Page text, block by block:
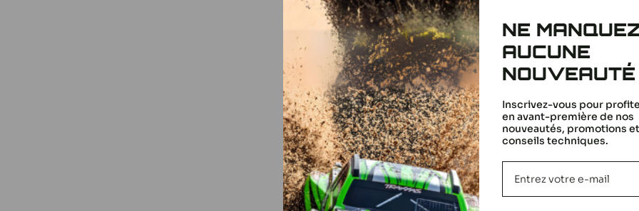
Nous cherchons des étoiles !
Dites-nous ce que vous en pensez
Soyez le premier à écrire un
avis
NE
AUCUNE
NOUVEAUTÉ
Inscrivez-vous pour
en avant-première de nos
nouveautés, promotions et
conseils techniques.